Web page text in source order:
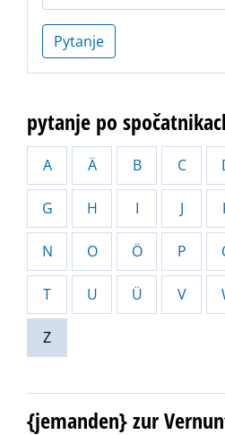
Pytanje
pytanje po
A Ä B C
G H I J
N O Ö P
T U Ü V
Z
{jemanden} zur